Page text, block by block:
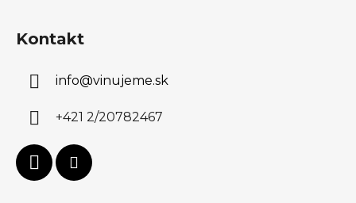
Kontakt
info@vinujeme.sk
+421 2/20782467